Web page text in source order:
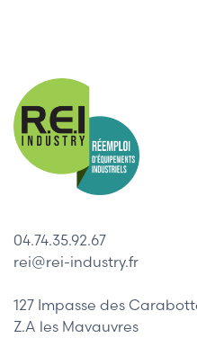
04.74.35.92.67
rei@rei-industry.fr
127 Impasse des
Z.A les Mavauvres